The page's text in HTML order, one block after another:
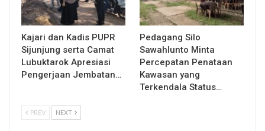
Kajari dan Kadis PUPR
Sijunjung serta Camat
Lubuktarok Apresiasi
Pengerjaan Jembatan…
Pedagang Silo
Sawahlunto Minta
Percepatan Penataan
Kawasan yang
Terkendala Status…
PREV NEXT